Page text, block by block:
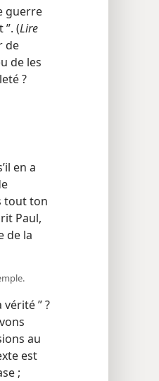
guerre
(Lire
de
de les
?
en a
tout ton
Paul,
de la
” ?
au
est
;